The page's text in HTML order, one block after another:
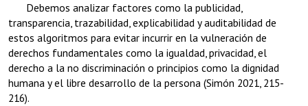
Debemos analizar factores como la publicidad,
transparencia, trazabilidad, explicabilidad y auditabilidad de
estos algoritmos para evitar incurrir en la vulneración de
derechos fundamentales como la igualdad, privacidad, el
derecho a la no discriminación o principios como la dignidad
humana y el libre desarrollo de la persona (Simón 2021, 215-
216).